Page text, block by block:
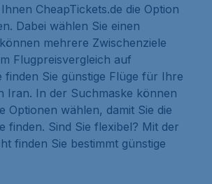
CheapTickets.de die Option
Dabei wählen Sie einen
mehrere Zwischenziele
Flugpreisvergleich auf
finden Sie günstige Flüge für Ihre
Iran. In der Suchmaske können
Optionen wählen, damit Sie die
finden. Sind Sie flexibel? Mit der
finden Sie bestimmt günstige